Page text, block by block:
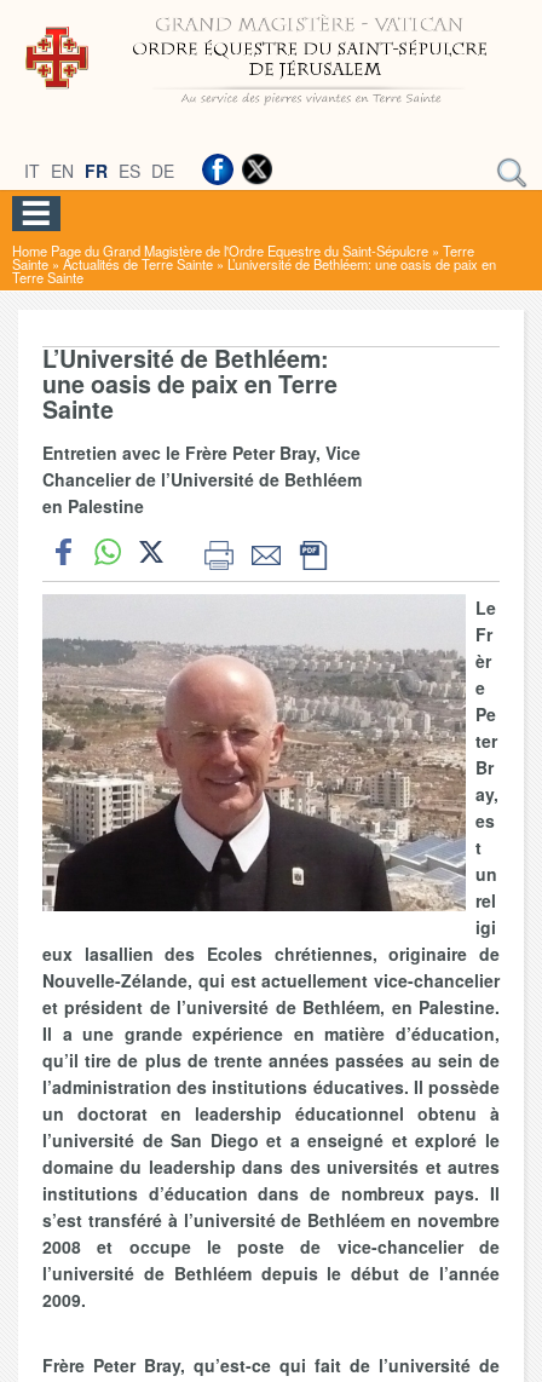
IT EN FR ES DE
Home Page du Grand Magistère de l'Ordre Equestre du Saint-Sépulcre » Terre
Sainte » Actualités de Terre Sainte » L’université de Bethléem: une oasis de paix en
Terre Sainte
L’Université de Bethléem:
une oasis de paix en Terre
Sainte
Entretien avec le Frère Peter Bray, Vice
Chancelier de l’Université de Bethléem
en Palestine
Le
Fr
èr
e
Pe
ter
Br
ay,
es
t
un
rel
igi
eux lasallien des Ecoles chrétiennes, originaire de
Nouvelle-Zélande, qui est actuellement vice-chancelier
et président de l’université de Bethléem, en Palestine.
Il a une grande expérience en matière d’éducation,
qu’il tire de plus de trente années passées au sein de
l’administration des institutions éducatives. Il possède
un doctorat en leadership éducationnel obtenu à
l’université de San Diego et a enseigné et exploré le
domaine du leadership dans des universités et autres
institutions d’éducation dans de nombreux pays. Il
s’est transféré à l’université de Bethléem en novembre
2008 et occupe le poste de vice-chancelier de
l’université de Bethléem depuis le début de l’année
2009.
Frère Peter Bray, qu’est-ce qui fait de l’université de